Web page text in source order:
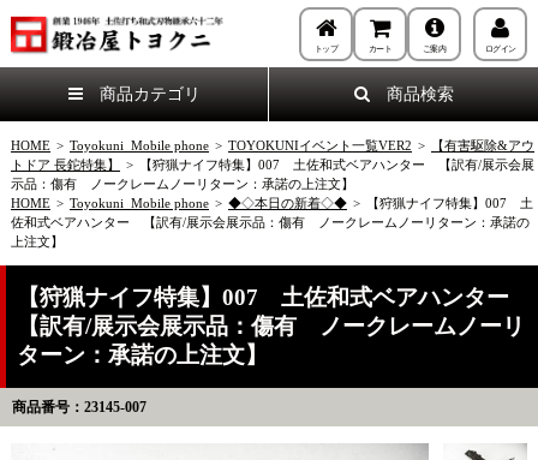
トップ カート ご案内 ログイン
商品カテゴリ 商品検索
HOME > Toyokuni_Mobile phone > TOYOKUNIイベント一覧VER2 >
【有害駆除&アウ
トドア 長鉈特集】
>
【狩猟ナイフ特集】007 土佐和式ベアハンター 【訳有/展示会展
示品：傷有 ノークレームノーリターン：承諾の上注文】
HOME > Toyokuni_Mobile phone > ◆◇本日の新着◇◆ >
【狩猟ナイフ特集】007 土
佐和式ベアハンター 【訳有/展示会展示品：傷有 ノークレームノーリターン：承諾の
上注文】
【狩猟ナイフ特集】007 土佐和式ベアハンター
【訳有/展示会展示品：傷有 ノークレームノーリ
ターン：承諾の上注文】
商品番号：23145-007